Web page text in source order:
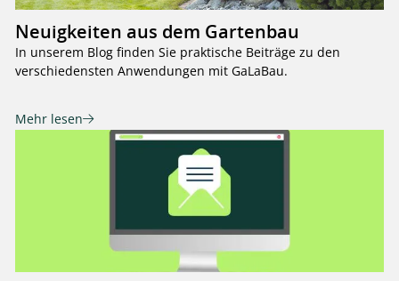
Neuigkeiten aus dem Gartenbau
In unserem Blog finden Sie praktische Beiträge zu den
verschiedensten Anwendungen mit GaLaBau.
Mehr lesen